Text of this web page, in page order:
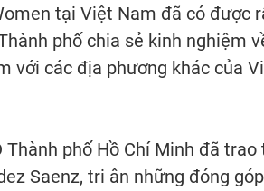
tại Việt Nam đã có được
phố chia sẻ kinh nghiệm
với các địa phương khác của
Thành phố Hồ Chí Minh đã
Saenz, tri ân những đóng